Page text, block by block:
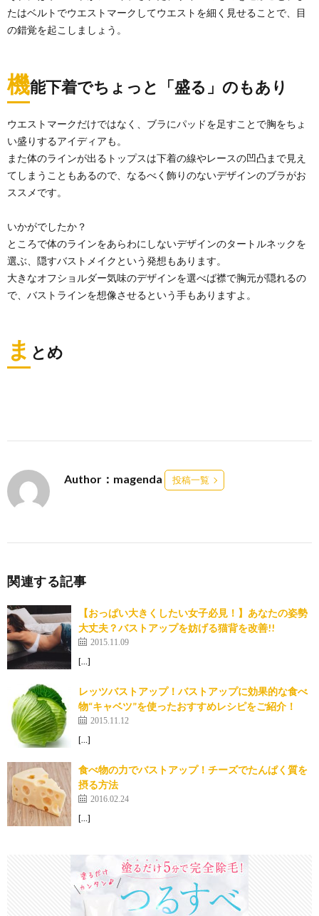
たはベルトでウエストマークしてウエストを細く見せることで、目
の錯覚を起こしましょう。
機能下着でちょっと「盛る」のもあり
ウエストマークだけではなく、ブラにパッドを足すことで胸をちょ
い盛りするアイディアも。
また体のラインが出るトップスは下着の線やレースの凹凸まで見え
てしまうこともあるので、なるべく飾りのないデザインのブラがお
ススメです。
いかがでしたか？
ところで体のラインをあらわにしないデザインのタートルネックを
選ぶ、隠すバストメイクという発想もあります。
大きなオフショルダー気味のデザインを選べば襟で胸元が隠れるの
で、バストラインを想像させるという手もありますよ。
ま とめ
Author：magenda 投稿一覧
関連する記事
【おっぱい大きくしたい女子必見！】あなたの姿勢
大丈夫？バストアップを妨げる猫背を改善!!
2015.11.09
[…]
レッツバストアップ！バストアップに効果的な食べ
物“キャベツ”を使ったおすすめレシピをご紹介！
2015.11.12
[…]
食べ物の力でバストアップ！チーズでたんぱく質を
摂る方法
2016.02.24
[…]